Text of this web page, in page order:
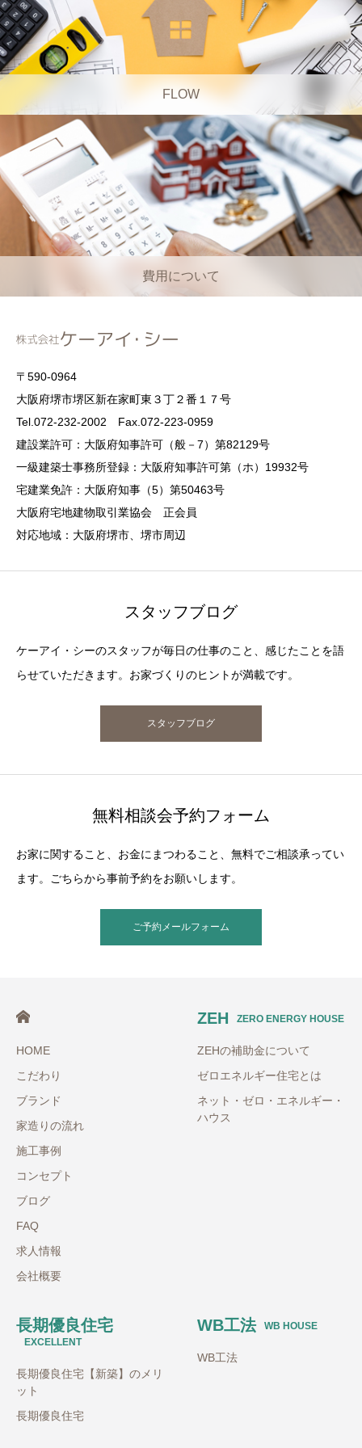
FLOW
費用について
〒590-0964
大阪府堺市堺区新在家町東３丁２番１７号
Tel.072-232-2002 Fax.072-223-0959
建設業許可：大阪府知事許可（般－7）第82129号
一級建築士事務所登録：大阪府知事許可第（ホ）19932号
宅建業免許：大阪府知事（5）第50463号
大阪府宅地建物取引業協会 正会員
対応地域：大阪府堺市、堺市周辺
スタッフブログ
ケーアイ・シーのスタッフが毎日の仕事のこと、感じたことを語
らせていただきます。お家づくりのヒントが満載です。
スタッフブログ
無料相談会予約フォーム
お家に関すること、お金にまつわること、無料でご相談承ってい
ます。ごちらから事前予約をお願いします。
ご予約メールフォーム
HOME
こだわり
ブランド
家造りの流れ
施工事例
コンセプト
ブログ
FAQ
求人情報
会社概要
ZEH ZERO ENERGY HOUSE
ZEHの補助金について
ゼロエネルギー住宅とは
ネット・ゼロ・エネルギー・
ハウス
長期優良住宅
EXCELLENT
長期優良住宅【新築】のメリ
ット
長期優良住宅
WB工法 WB HOUSE
WB工法